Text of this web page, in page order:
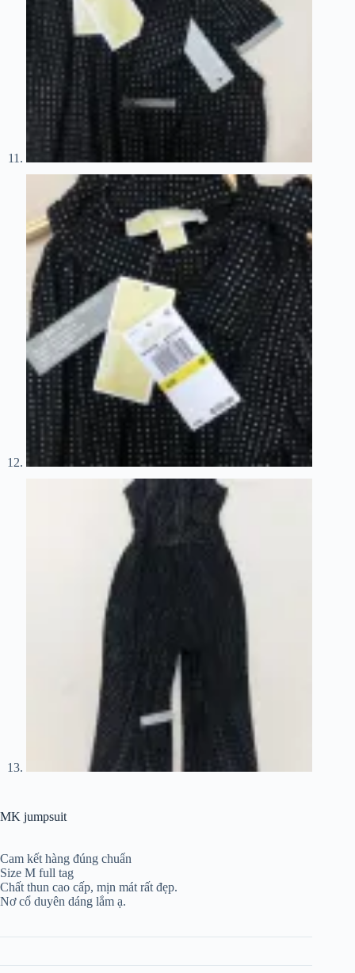
MK jumpsuit
Cam kết hàng đúng chuẩn
Size M full tag
Chất thun cao cấp, mịn mát rất đẹp.
Nơ cổ duyên dáng lắm ạ.